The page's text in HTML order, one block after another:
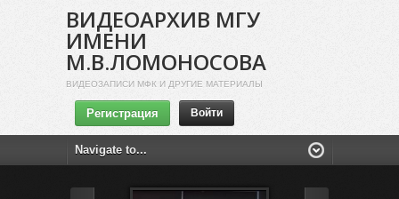
ВИДЕОАРХИВ МГУ
ИМЕНИ
М.В.ЛОМОНОСОВА
ВИДЕОЗАПИСИ МФК И ДРУГИЕ МАТЕРИАЛЫ
Регистрация Войти